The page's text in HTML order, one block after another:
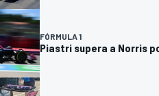
FÓRMULA 1
Piastri supera a Norris